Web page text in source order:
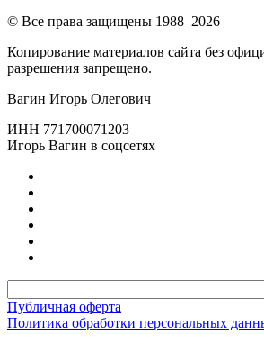
© Все права защищены 1988–2026
Копирование материалов сайта без
разрешения запрещено.
Вагин Игорь Олегович
ИНН 771700071203
Игорь Вагин в соцсетях
Публичная оферта
Политика обработки персональных